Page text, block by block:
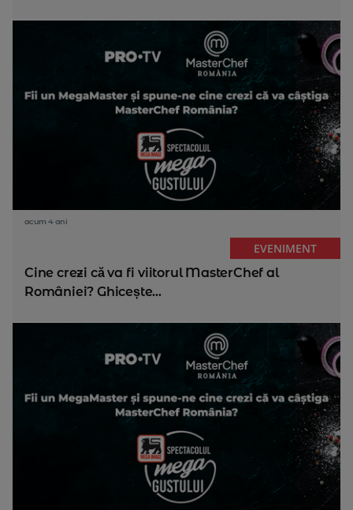
acum 4 ani
EVENIMENT
Cine crezi că va fi viitorul MasterChef al
României? Ghicește...